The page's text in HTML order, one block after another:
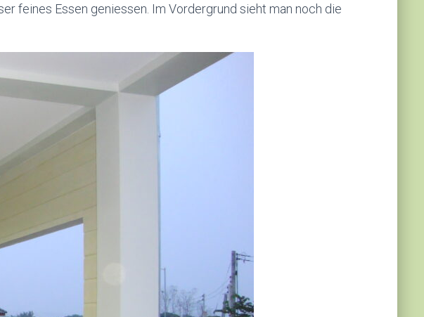
feines Essen geniessen. Im Vordergrund sieht man noch die